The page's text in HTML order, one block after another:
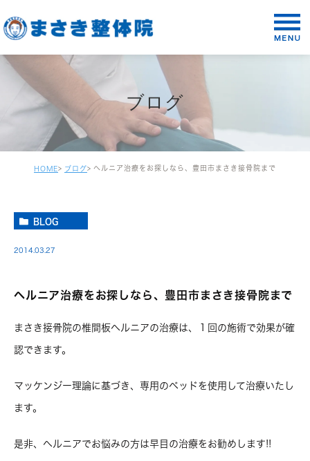
ブログ
HOME ブログ ヘルニア治療をお探しなら、豊田市まさき接骨院まで
BLOG
2014.03.27
ヘルニア治療をお探しなら、豊田市まさき接骨院まで
まさき接骨院の椎間板ヘルニアの治療は、１回の施術で効果が確
認できます。
マッケンジー理論に基づき、専用のベッドを使用して治療いたし
ます。
是非、ヘルニアでお悩みの方は早目の治療をお勧めします!!